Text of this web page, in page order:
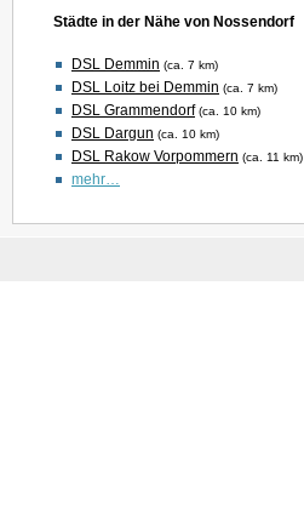
Städte in der Nähe von Nossendorf
DSL Demmin (ca. 7 km)
DSL Loitz bei Demmin (ca. 7 km)
DSL Grammendorf (ca. 10 km)
DSL Dargun (ca. 10 km)
DSL Rakow Vorpommern (ca. 11 km)
mehr…